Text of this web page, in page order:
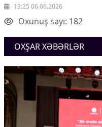
Mətbuat-150
Missiyamız
13:25 06.06.2026
Oxunuş sayı: 182
OXŞAR XƏBƏRLƏR